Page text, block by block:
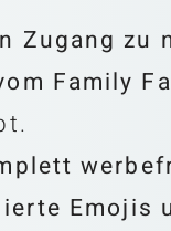
Zugang zu
Family
Emojis